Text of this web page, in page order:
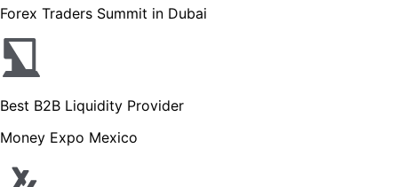
Forex Traders Summit in Dubai
Best B2B Liquidity Provider
Money Expo Mexico